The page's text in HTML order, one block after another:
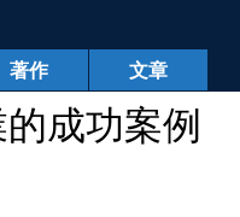
著作 文章
成功案例